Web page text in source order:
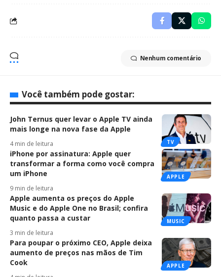
Nenhum comentário
Você também pode gostar:
TV
John Ternus quer levar o Apple TV ainda
mais longe na nova fase da Apple
4 min de leitura
APPLE
iPhone por assinatura: Apple quer
transformar a forma como você compra
um iPhone
9 min de leitura
MUSIC
Apple aumenta os preços do Apple
Music e do Apple One no Brasil; confira
quanto passa a custar
3 min de leitura
APPLE
Para poupar o próximo CEO, Apple deixa
aumento de preços nas mãos de Tim
Cook